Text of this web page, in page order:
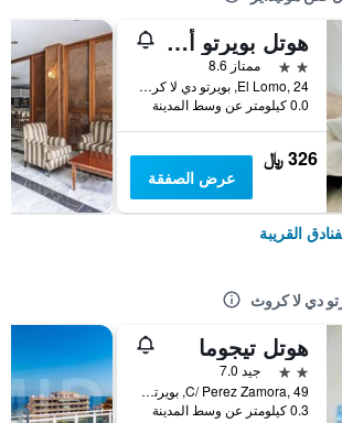
هوتل بويرتو أزول
2 نجمتين
ممتاز 8.6
El Lomo, 24, بويرتو دي لا كروث, تنريف, أسبانيا
0.0 كيلومتر عن وسط المدينة
326 ﷼
عرض الصفقة
القريبة
دي لا كروث
هوتل تيجوما
2 نجمتين
جيد 7.0
C/ Perez Zamora, 49, بويرتو دي لا كروث, تنريف, أسبانيا
0.3 كيلومتر عن وسط المدينة